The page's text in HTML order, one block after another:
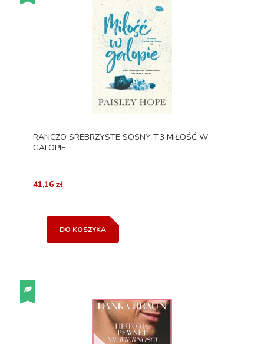
RANCZO SREBRZYSTE SOSNY T.3 MIŁOŚĆ W
GALOPIE
41,16 zł
DO KOSZYKA